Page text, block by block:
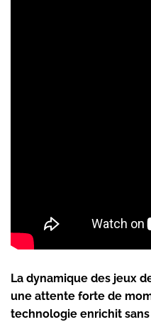
La dynamique des jeux
une attente forte de
technologie enrichit sans